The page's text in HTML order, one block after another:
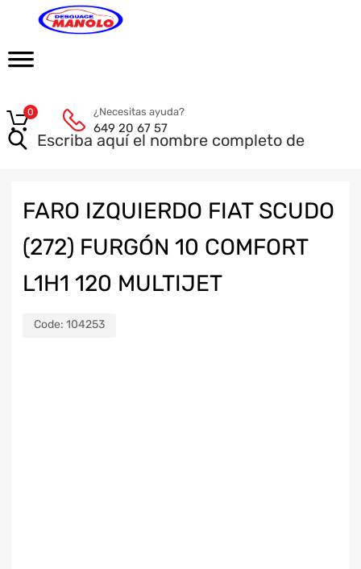
¿Necesitas ayuda?
649 20 67 57
0
FARO IZQUIERDO FIAT SCUDO
(272) FURGÓN 10 COMFORT
L1H1 120 MULTIJET
Code: 104253